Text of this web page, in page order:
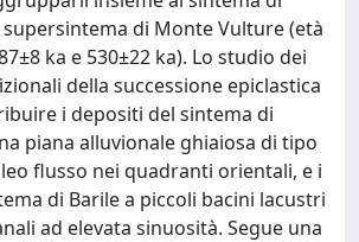
supersintema di Monte Vulture (età
ka e 530±22 ka). Lo studio dei
della successione epiclastica
i depositi del sintema di
piana alluvionale ghiaiosa di tipo
flusso nei quadranti orientali, e i
di Barile a piccoli bacini lacustri
ad elevata sinuosità. Segue una